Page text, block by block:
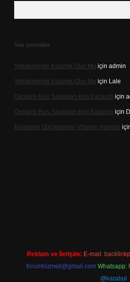
Son yorumlar
Yetişkinlerde Kızamık Olur Mu için admin
Yetişkinlerde Kızamık Olur Mu için Lale
Osmanlı Rus Savaşları Kim Kazandı için
Osmanlı Rus Savaşları Kim Kazandı için
Kemikleri Güçlendiren Vitamin Hangisi
Reklam ve İletişim: E-mail:
forumhizmeti@gmail.com Whatsapp:
@karabul